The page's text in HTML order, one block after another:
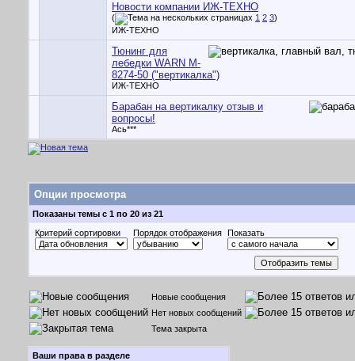
Новости компании ИЖ-ТЕХНО
( 1 2 3)
ИЖ-ТЕХНО
Тюнинг для
лебедки WARN M-
8274-50 ("вертикалка")
ИЖ-ТЕХНО
Барабан на вертикалку отзыв и
вопросы!
Ась***
Опции просмотра
Показаны темы с 1 по 20 из 21
Критерий сортировки
Порядок отображения Показать
Новые сообщения
Нет новых сообщений
Тема закрыта
Ваши права в разделе